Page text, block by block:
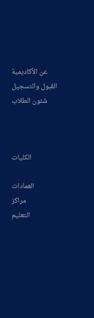
عن الأكاديمية
القبول والتسجيل
شئون الطلاب
الكليات
العمادات
مراكز
التعليم